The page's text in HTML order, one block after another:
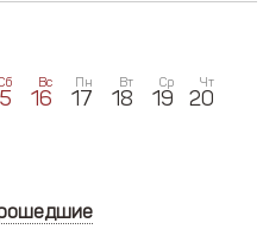
Вс
16
Пн
17
Вт
18
Ср
19
Чт
20